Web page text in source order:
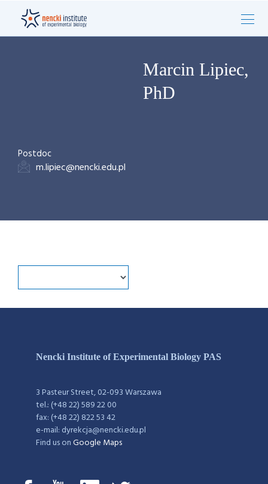
Marcin Lipiec,
PhD
Postdoc
m.lipiec@nencki.edu.pl
Nencki Institute of Experimental Biology PAS
3 Pasteur Street, 02-093 Warszawa
tel.: (+48 22) 589 22 00
fax: (+48 22) 822 53 42
e-mail: dyrekcja@nencki.edu.pl
Find us onGoogle Maps